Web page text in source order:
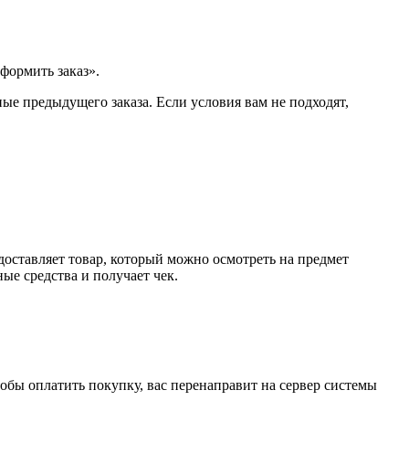
заказ».
предыдущего заказа. Если условия вам не подходят,
товар, который можно осмотреть на предмет
средства и получает чек.
оплатить покупку, вас перенаправит на сервер системы